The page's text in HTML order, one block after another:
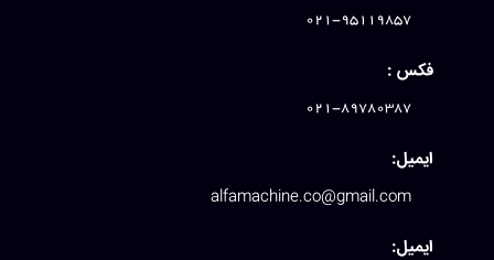
021-95119857
فکس :
021-89780387
ایمیل:
alfamachine.co@gmail.com
ایمیل: